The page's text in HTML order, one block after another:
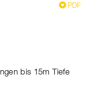
PDF
bis 15m Tiefe